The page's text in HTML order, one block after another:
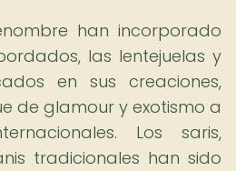
han incorporado
las lentejuelas y
en sus creaciones,
de glamour y exotismo a
Los saris,
tradicionales han sido